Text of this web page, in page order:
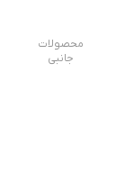
محصولات
جانبی